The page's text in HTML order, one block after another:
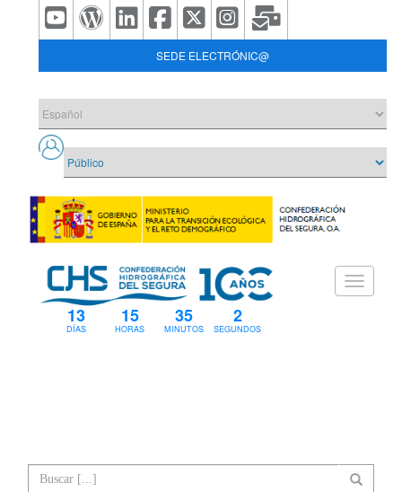
SEDE ELECTRÓNIC@
13
DÍAS
15
HORAS
35
MINUTOS
1
SEGUNDOS